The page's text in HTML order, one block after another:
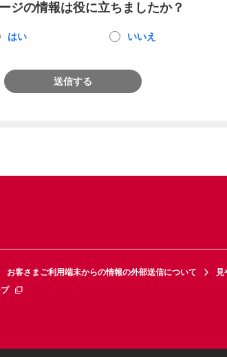
ジの情報は役に立ちましたか？
はい いいえ
送信する
お客さまご利用端末からの情報の外部送信について
見